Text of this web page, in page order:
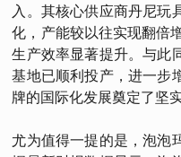
入。其核心供应商丹尼玩
化，产能较以往实现翻倍
生产效率显著提升。与此
基地已顺利投产，进一步
牌的国际化发展奠定了坚
尤为值得一提的是，泡泡